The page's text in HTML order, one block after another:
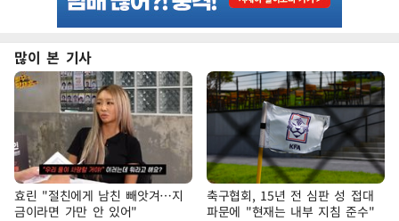
많이 본 기사
효린 "절친에게 남친 빼앗겨…지
금이라면 가만 안 있어"
축구협회, 15년 전 심판 성 접대
파문에 "현재는 내부 지침 준수"